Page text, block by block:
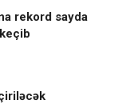
rekord sayda